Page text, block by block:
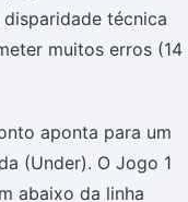
técnica
muitos erros (14
aponta para um
(Under). O Jogo 1
abaixo da linha